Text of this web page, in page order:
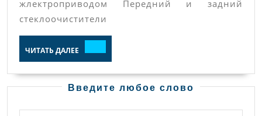
жлектроприводом Передний и задний
стеклоочистители
ЧИТАТЬ ДАЛЕЕ ДАЛЕЕ
Введите любое слово